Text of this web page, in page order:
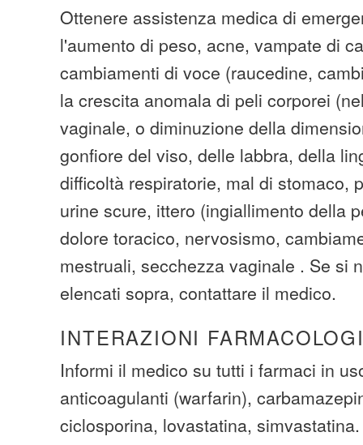
Ottenere assistenza medica di
l'aumento di peso, acne, vampate di
cambiamenti di voce (raucedine,
la crescita anomala di peli corporei
vaginale, o diminuzione della
gonfiore del viso, delle labbra, della
difficoltà respiratorie, mal di stomaco,
urine scure, ittero (ingiallimento della
dolore toracico, nervosismo,
mestruali, secchezza vaginale . Se si
elencati sopra, contattare il medico.
INTERAZIONI
Informi il medico su tutti i farmaci in
anticoagulanti (warfarin),
ciclosporina, lovastatina,